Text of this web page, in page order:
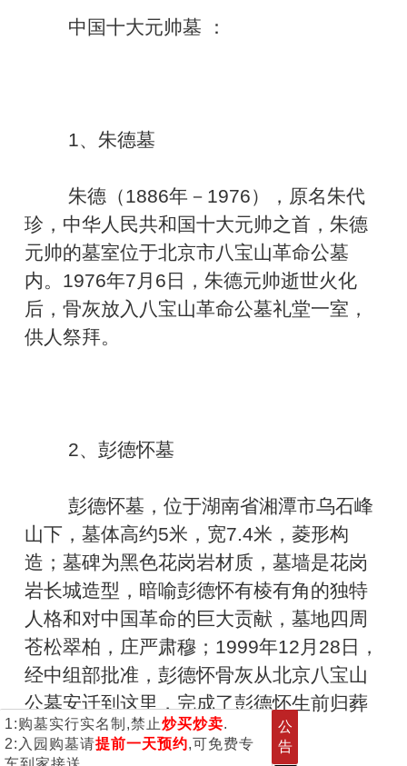
1:购墓实行实名制,禁止炒买炒卖.
2:入园购墓请提前一天预约,可免费专
公
告
中国十大元帅墓 ：
1、朱德墓
朱德（1886年－1976），原名朱代
珍，中华人民共和国十大元帅之首，朱德
元帅的墓室位于北京市八宝山革命公墓
内。1976年7月6日，朱德元帅逝世火化
后，骨灰放入八宝山革命公墓礼堂一室，
供人祭拜。
2、彭德怀墓
彭德怀墓，位于湖南省湘潭市乌石峰
山下，墓体高约5米，宽7.4米，菱形构
造；墓碑为黑色花岗岩材质，墓墙是花岗
岩长城造型，暗喻彭德怀有棱有角的独特
人格和对中国革命的巨大贡献，墓地四周
苍松翠柏，庄严肃穆；1999年12月28日，
经中组部批准，彭德怀骨灰从北京八宝山
公墓安迁到这里，完成了彭德怀生前归葬
乌石家乡的夙愿。